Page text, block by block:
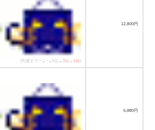
[先週まで:−→−→5位→3位 →1位]
12,800円
6,880円